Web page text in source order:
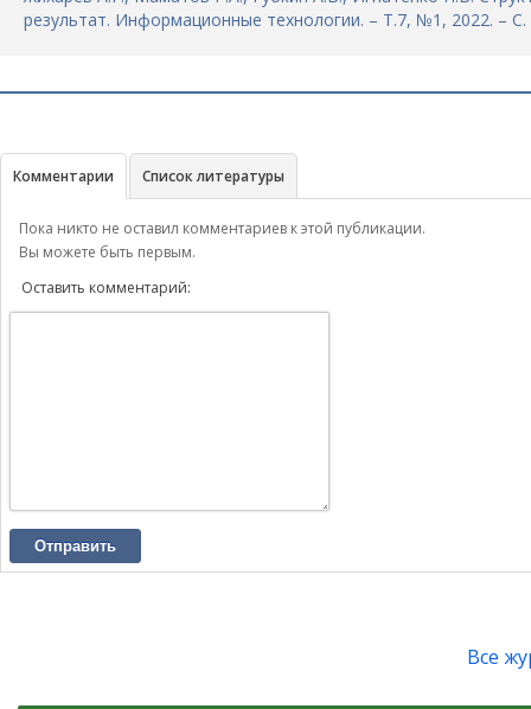
результат. Информационные технологии. – Т.7, №1, 2022. –
Комментарии Список литературы
Пока никто не оставил комментариев к этой публикации.
Вы можете быть первым.
Оставить комментарий:
Отправить
Все